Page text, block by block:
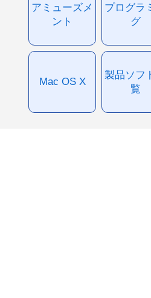
アミューズメ
ント
プログラ
グ
Mac OS X
製品ソフ
覧